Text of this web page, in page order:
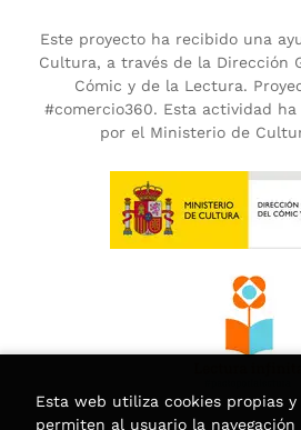
Este proyecto ha recibido una
Cultura, a través de la Dirección
Cómic y de la Lectura.
#comercio360. Esta actividad ha
por el Ministerio de
Esta web utiliza cookies propias
permiten al usuario la